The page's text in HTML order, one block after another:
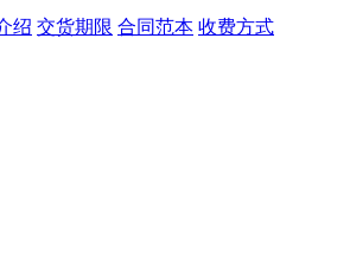
绍 交货期限 合同范本 收费方式